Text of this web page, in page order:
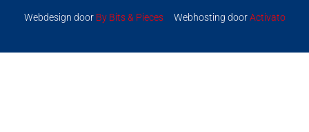
Webdesign door By Bits & PiecesWebhosting doorActivato